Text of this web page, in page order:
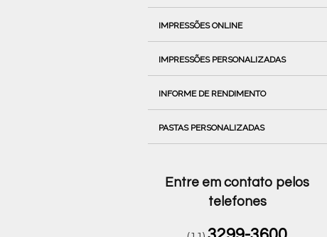
IMPRESSÕES ONLINE
IMPRESSÕES PERSONALIZADAS
INFORME DE RENDIMENTO
PASTAS PERSONALIZADAS
Entre em contato pelos
telefones